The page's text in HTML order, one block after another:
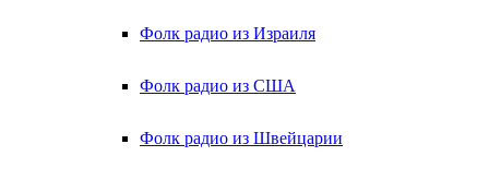
Фолк радио из Израиля
Фолк радио из США
Фолк радио из Швейцарии